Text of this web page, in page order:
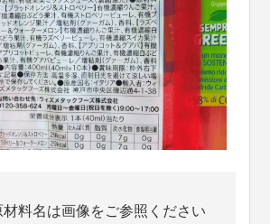
料名は画像をご参照ください